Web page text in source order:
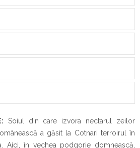
Soiul din care izvora nectarul zeilor
a găsit la Cotnari terroirul în
Aici, în vechea podgorie domnească,